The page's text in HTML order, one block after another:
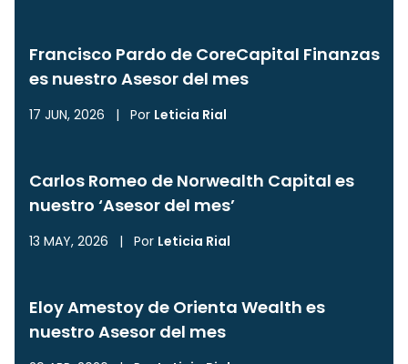
Francisco Pardo de CoreCapital Finanzas
es nuestro Asesor del mes
17 JUN, 2026 | Por Leticia Rial
Carlos Romeo de Norwealth Capital es
nuestro ‘Asesor del mes’
13 MAY, 2026 | Por Leticia Rial
Eloy Amestoy de Orienta Wealth es
nuestro Asesor del mes